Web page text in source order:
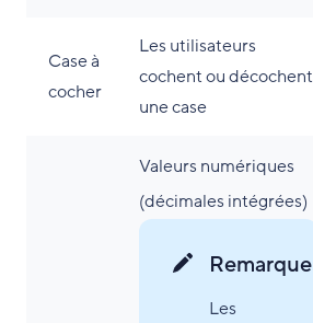
Case à
cocher
Les utilisateurs
cochent ou décochent
une case
Valeurs numériques
(décimales intégrées)
Remarque
Les